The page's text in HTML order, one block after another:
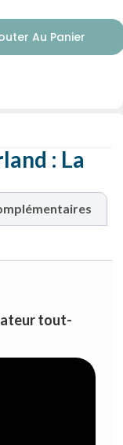
Au Panier
: La
tout-